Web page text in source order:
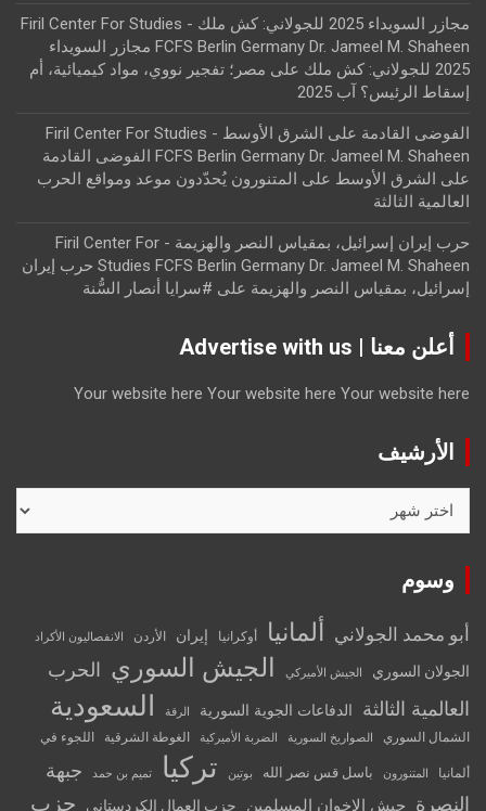
مجازر السويداء 2025 للجولاني: كش ملك - Firil Center For Studies
FCFS Berlin Germany Dr. Jameel M. Shaheen مجازر السويداء
2025 للجولاني: كش ملك
على مصر؛ تفجير نووي، مواد كيميائية، أم
إسقاط الرئيس؟ آب 2025
الفوضى القادمة على الشرق الأوسط - Firil Center For Studies
FCFS Berlin Germany Dr. Jameel M. Shaheen الفوضى القادمة
على الشرق الأوسط على
المتنورون يُحدّدون موعد ومواقع الحرب
العالمية الثالثة
حرب إيران إسرائيل، بمقياس النصر والهزيمة - Firil Center For
Studies FCFS Berlin Germany Dr. Jameel M. Shaheen حرب إيران
إسرائيل، بمقياس النصر والهزيمة على #سرايا أنصار السُّنة
أعلن معنا | Advertise with us
Your website here Your website here Your website here
الأرشيف
وسوم
أبو محمد الجولاني ألمانيا أوكرانيا إيران الأردن الانفصاليون الأكراد
الجولان السوري الجيش الأميركي الجيش السوري الحرب
العالمية الثالثة
الدفاعات الجوية السورية الرقة السعودية
الشمال السوري الصواريخ السورية الضربة الأميركية الغوطة الشرقية اللجوء في
ألمانيا المتنورون باسل قس نصر الله بوتين تركيا تميم بن حمد
جبهة
النصرة
جيش الإخوان المسلمين حزب العمال الكردستاني حزب